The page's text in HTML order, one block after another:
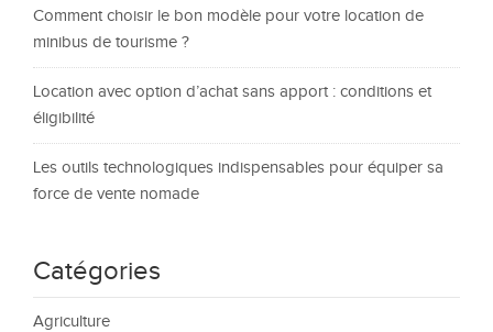
Comment choisir le bon modèle pour votre location de
minibus de tourisme ?
Location avec option d’achat sans apport : conditions et
éligibilité
Les outils technologiques indispensables pour équiper sa
force de vente nomade
Catégories
Agriculture